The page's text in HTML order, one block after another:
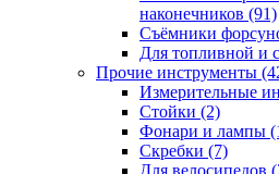
наконечников (91)
Съёмники
Для топливной и
Прочие инструменты
Измерительные
Стойки (2)
Фонари и лампы
Скребки (7)
Для велосипедов